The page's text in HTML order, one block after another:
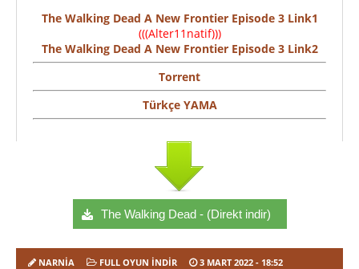
The Walking Dead A New Frontier Episode 3 Link1
(((Alter11natif)))
The Walking Dead A New Frontier Episode 3 Link2
Torrent
Türkçe YAMA
The Walking Dead - (Direkt indir)
NARNIA FULL OYUN İNDIR 3 MART 2022 - 18:52